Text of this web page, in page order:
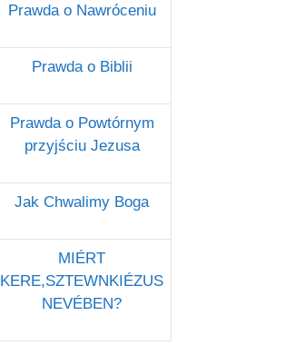
Prawda o Nawróceniu
Prawda o Biblii
Prawda o Powtórnym
przyjściu Jezusa
Jak Chwalimy Boga
MIÉRT
KERE,SZTEWNKIÉZUS
NEVÉBEN?